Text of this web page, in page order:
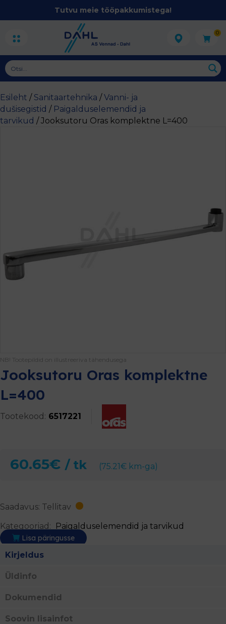
Tutvu meie tööpakkumistega!
0
Esileht / Sanitaartehnika /Vanni- ja
dušisegistid / Paigalduselemendid ja
tarvikud / Jooksutoru Oras komplektne L=400
NB! Tootepildid on illustreeriva tähendusega
Jooksutoru Oras komplektne
L=400
Tootekood: 6517221
60.65€ / tk (75.21€ km-ga)
Saadavus: Tellitav
Kategooriad:
Paigalduselemendid ja tarvikud
Lisa päringusse
Kirjeldus
Üldinfo
Dokumendid
Soovin lisainfot